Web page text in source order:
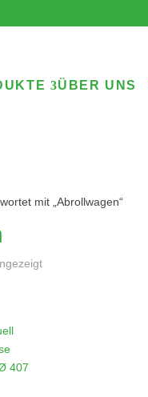
ÜBER UNS
mit „Abrollwagen“